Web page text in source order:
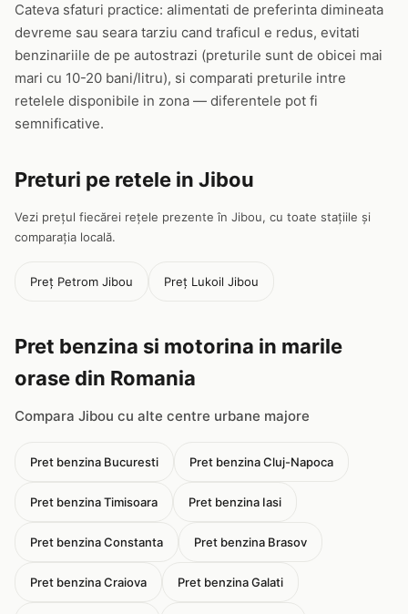
Cateva sfaturi practice: alimentati de preferinta dimineata
devreme sau seara tarziu cand traficul e redus, evitati
benzinariile de pe autostrazi (preturile sunt de obicei mai
mari cu 10-20 bani/litru), si comparati preturile intre
retelele disponibile in zona — diferentele pot fi
semnificative.
Preturi pe retele in Jibou
Vezi prețul fiecărei rețele prezente în Jibou, cu toate stațiile și
comparația locală.
Preț Petrom Jibou Preț Lukoil Jibou
Pret benzina si motorina in marile
orase din Romania
Compara Jibou cu alte centre urbane majore
Pret benzina Bucuresti Pret benzina Cluj-Napoca
Pret benzina Timisoara Pret benzina Iasi
Pret benzina Constanta Pret benzina Brasov
Pret benzina Craiova Pret benzina Galati